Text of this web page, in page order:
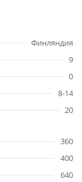
Финляндия
9
0
8-14
20
360
400
640